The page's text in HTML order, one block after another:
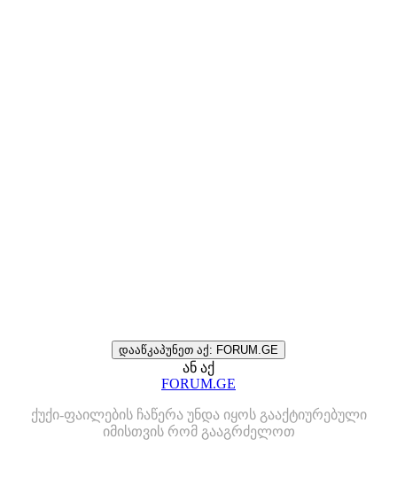
დააწკაპუნეთ აქ: FORUM.GE
ან აქ
FORUM.GE
ქუქი-ფაილების ჩაწერა უნდა იყოს გააქტიურებული
იმისთვის რომ გააგრძელოთ